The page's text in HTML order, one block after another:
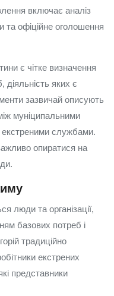
включає аналіз
та офіційне оголошення
є чітке визначення
діяльність яких є
зазвичай описують
муніципальними
службами.
опиратися на
люди та організації,
базових потреб і
традиційно
екстрених
представники